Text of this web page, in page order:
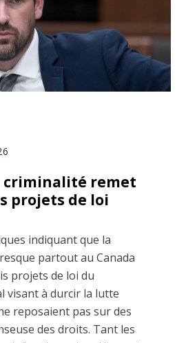
criminalité remet
projets de loi
indiquant que la
partout au Canada
projets de loi du
visant à durcir la lutte
reposaient pas sur des
des droits. Tant les